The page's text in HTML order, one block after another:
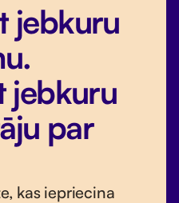
jebkuru
jebkuru
par
kas iepriecina